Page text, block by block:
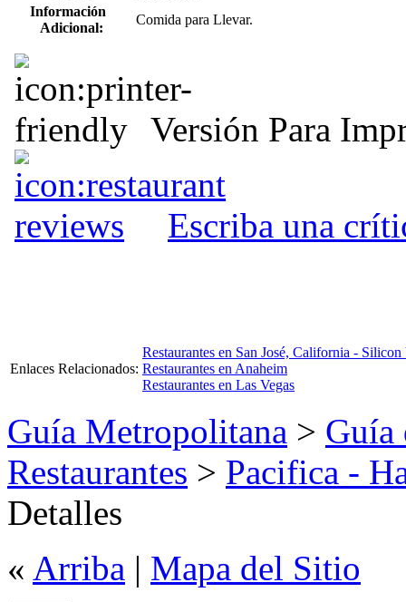
Información
Adicional:
Comida para Llevar.
Versión Para
Escriba una
Enlaces Relacionados:
Restaurantes en San José, California -
Restaurantes en Anaheim
Restaurantes en Las Vegas
Guía Metropolitana > Guía
Restaurantes > Pacifica -
Detalles
« Arriba | Mapa del Sitio